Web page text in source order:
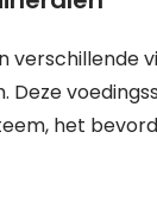
verschillende
Deze
het